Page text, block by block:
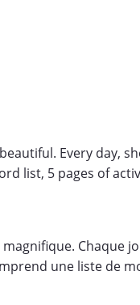
Every day,
list, 5 pages of
Chaque
une liste de